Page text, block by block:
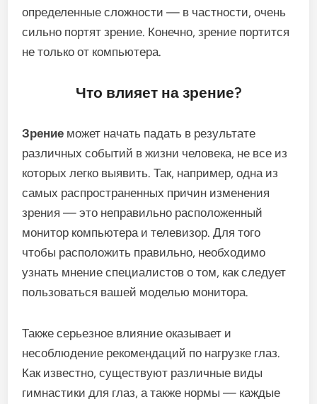
определенные сложности — в частности, очень
сильно портят зрение. Конечно, зрение портится
не только от компьютера.
Что влияет на зрение?
Зрение может начать падать в результате
различных событий в жизни человека, не все из
которых легко выявить. Так, например, одна из
самых распространенных причин изменения
зрения — это неправильно расположенный
монитор компьютера и телевизор. Для того
чтобы расположить правильно, необходимо
узнать мнение специалистов о том, как следует
пользоваться вашей моделью монитора.
Также серьезное влияние оказывает и
несоблюдение рекомендаций по нагрузке глаз.
Как известно, существуют различные виды
гимнастики для глаз, а также нормы — каждые